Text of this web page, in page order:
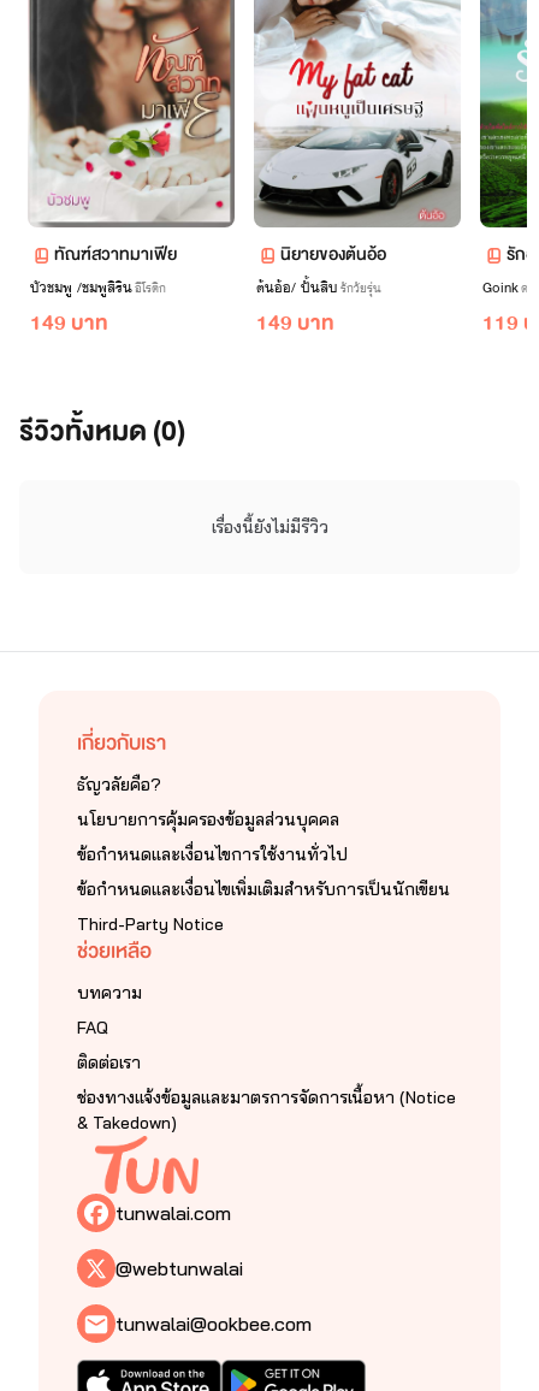
ทัณฑ์สวาทมาเฟีย
บัวชมพู /ชมพูสิรินอีโรติก
149 บาท
นิยาย​ของ​ต้น​อ้อ​
ต้นอ้อ/ ปั้นสิบรักวัยรุ่น
149 บาท
รัก
Goinkดร
119
รีวิวทั้งหมด (0)
เรื่องนี้ยังไม่มีรีวิว
เกี่ยวกับเรา
ธัญวลัยคือ?
นโยบายการคุ้มครองข้อมูลส่วนบุคคล
ข้อกำหนดและเงื่อนไขการใช้งานทั่วไป
ข้อกำหนดและเงื่อนไขเพิ่มเติมสำหรับการเป็นนักเขียน
Third-Party Notice
ช่วยเหลือ
บทความ
FAQ
ติดต่อเรา
ช่องทางแจ้งข้อมูลและมาตรการจัดการเนื้อหา (Notice
& Takedown)
tunwalai.com
@webtunwalai
tunwalai@ookbee.com